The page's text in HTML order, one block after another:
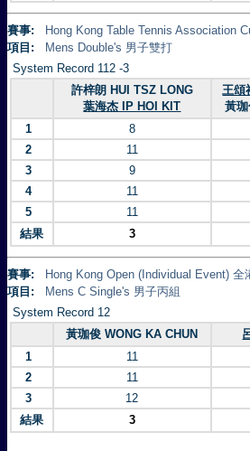
賽事:
Hong Kong Table Tennis Association
項目:
Mens Double's 男子雙打
System Record 112 -3
許梓朗 HUI TSZ LONG
葉海杰 IP HOI KIT
王頌
黃
1
8
2
11
3
9
4
11
5
11
結果
3
賽事:
Hong Kong Open (Individual Event)
項目:
Mens C Single's 男子丙組
System Record 12
黃珈俊 WONG KA CHUN
1
11
2
11
3
12
結果
3